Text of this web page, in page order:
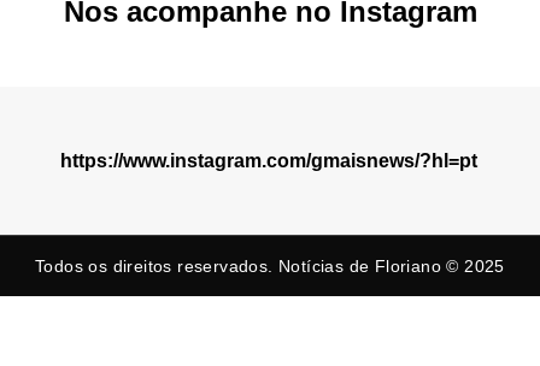
Nos acompanhe no Instagram
https://www.instagram.com/gmaisnews/?hl=pt
Todos os direitos reservados. Notícias de Floriano © 2025